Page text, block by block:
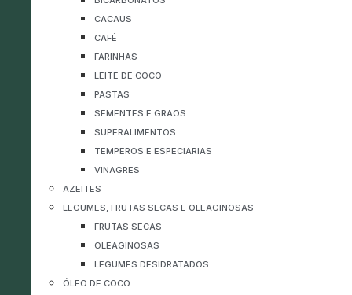
CACAUS
CAFÉ
FARINHAS
LEITE DE COCO
PASTAS
SEMENTES E GRÃOS
SUPERALIMENTOS
TEMPEROS E ESPECIARIAS
VINAGRES
AZEITES
LEGUMES, FRUTAS SECAS E OLEAGINOSAS
FRUTAS SECAS
OLEAGINOSAS
LEGUMES DESIDRATADOS
ÓLEO DE COCO